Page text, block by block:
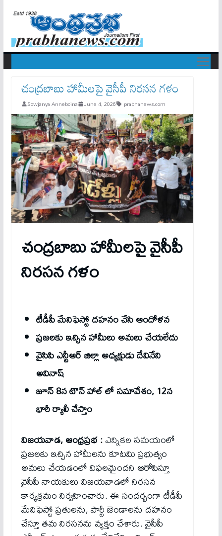
చంద్రబాబు హామీలపై వైసీపీ నిరసన గళం
Sowjanya Anneboina June 4, 2026 prabhanews.com
చంద్రబాబు హామీలపై వైసీపీ
నిరసన గళం
టీడీపీ మేనిఫెస్టో దహనం చేసి ఆందోళన
ప్రజలకు ఇచ్చిన హామీలు అమలు చేయలేదు
వైసిపి ఎన్టీఆర్ జిల్లా అధ్యక్షుడు దేవినేని
అవినాష్
జూన్ 8న టౌన్ హాల్ లో సమావేశం, 12న
భారీ ర్యాలీ చేస్తాం
విజయవాడ, ఆంధ్రప్రభ :ఎన్నికల సమయంలో
ప్రజలకు ఇచ్చిన హామీలను కూటమి ప్రభుత్వం
అమలు చేయడంలో విఫలమైందని ఆరోపిస్తూ
వైసీపీ నాయకులు విజయవాడలో నిరసన
కార్యక్రమం నిర్వహించారు. ఈ సందర్భంగా టీడీపీ
మేనిఫెస్టో ప్రతులను, పార్టీ జెండాలను దహనం
చేస్తూ తమ నిరసనను వ్యక్తం చేశారు. వైసీపీ